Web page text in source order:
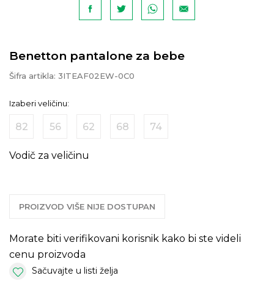
Benetton pantalone za bebe
Šifra artikla: 3ITEAF02EW-0C0
Izaberi veličinu:
82 56 62 68 74
Vodič za veličinu
PROIZVOD VIŠE NIJE DOSTUPAN
Morate biti verifikovani korisnik kako bi ste videli
cenu proizvoda
Sačuvajte u listi želja